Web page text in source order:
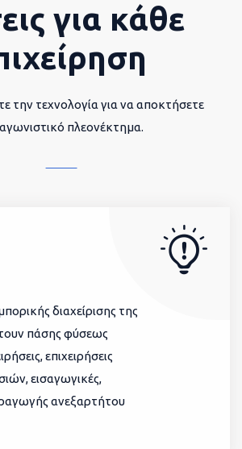
για κάθε
την τεχνολογία για να αποκτήσετε
πλεονέκτημα.
διαχείρισης της
πάσης φύσεως
επιχειρήσεις
εισαγωγικές,
ανεξαρτήτου